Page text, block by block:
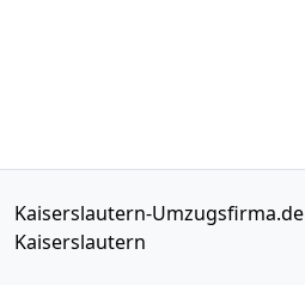
Kaiserslautern-Umzugsfirma.de
Kaiserslautern